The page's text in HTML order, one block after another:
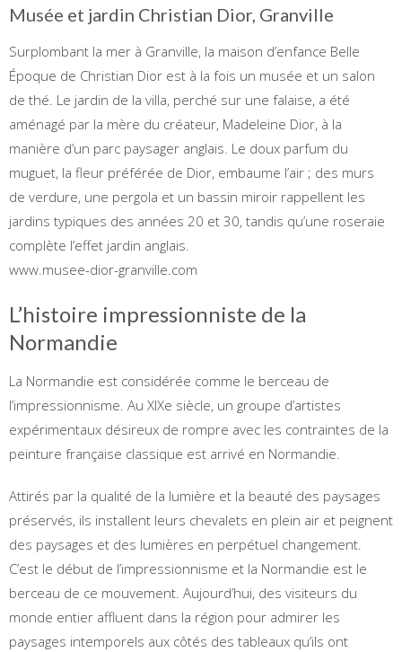
Musée et jardin Christian Dior, Granville
Surplombant la mer à Granville, la maison d’enfance Belle
Époque de Christian Dior est à la fois un musée et un salon
de thé. Le jardin de la villa, perché sur une falaise, a été
aménagé par la mère du créateur, Madeleine Dior, à la
manière d’un parc paysager anglais. Le doux parfum du
muguet, la fleur préférée de Dior, embaume l’air ; des murs
de verdure, une pergola et un bassin miroir rappellent les
jardins typiques des années 20 et 30, tandis qu’une roseraie
complète l’effet jardin anglais.
www.musee-dior-granville.com
L’histoire impressionniste de la
Normandie
La Normandie est considérée comme le berceau de
l’impressionnisme. Au XIXe siècle, un groupe d’artistes
expérimentaux désireux de rompre avec les contraintes de la
peinture française classique est arrivé en Normandie.
Attirés par la qualité de la lumière et la beauté des paysages
préservés, ils installent leurs chevalets en plein air et peignent
des paysages et des lumières en perpétuel changement.
C’est le début de l’impressionnisme et la Normandie est le
berceau de ce mouvement. Aujourd’hui, des visiteurs du
monde entier affluent dans la région pour admirer les
paysages intemporels aux côtés des tableaux qu’ils ont